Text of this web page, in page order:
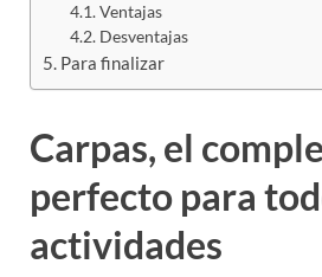
Ventajas
Desventajas
Para finalizar
Carpas, el
perfecto para
actividades